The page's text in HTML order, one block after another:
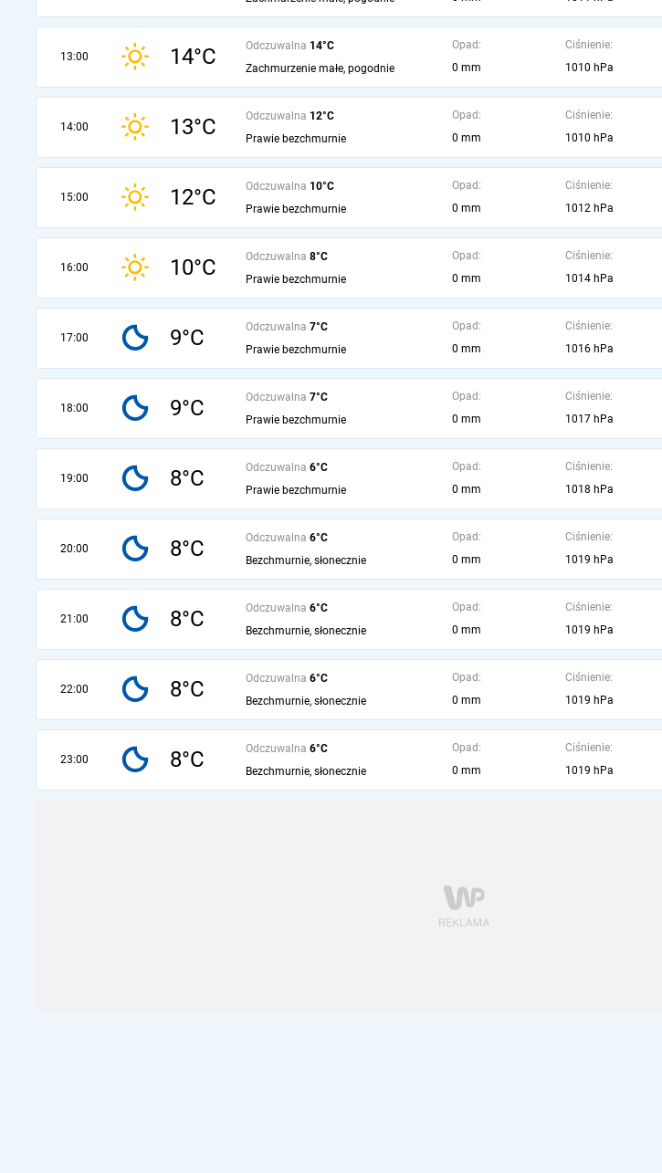
13:00 14°C Odczuwalna 14°C
Zachmurzenie małe, pogodnie
Opad:
0 mm
Ciśnienie:
1010 hPa
14:00 13°C Odczuwalna 12°C
Prawie bezchmurnie
Opad:
0 mm
Ciśnienie:
1010 hPa
15:00 12°C Odczuwalna 10°C
Prawie bezchmurnie
Opad:
0 mm
Ciśnienie:
1012 hPa
16:00 10°C Odczuwalna 8°C
Prawie bezchmurnie
Opad:
0 mm
Ciśnienie:
1014 hPa
17:00 9°C Odczuwalna 7°C
Prawie bezchmurnie
Opad:
0 mm
Ciśnienie:
1016 hPa
18:00 9°C Odczuwalna 7°C
Prawie bezchmurnie
Opad:
0 mm
Ciśnienie:
1017 hPa
19:00 8°C Odczuwalna 6°C
Prawie bezchmurnie
Opad:
0 mm
Ciśnienie:
1018 hPa
20:00 8°C Odczuwalna 6°C
Bezchmurnie, słonecznie
Opad:
0 mm
Ciśnienie:
1019 hPa
21:00 8°C Odczuwalna 6°C
Bezchmurnie, słonecznie
Opad:
0 mm
Ciśnienie:
1019 hPa
22:00 8°C Odczuwalna 6°C
Bezchmurnie, słonecznie
Opad:
0 mm
Ciśnienie:
1019 hPa
23:00 8°C Odczuwalna 6°C
Bezchmurnie, słonecznie
Opad:
0 mm
Ciśnienie:
1019 hPa